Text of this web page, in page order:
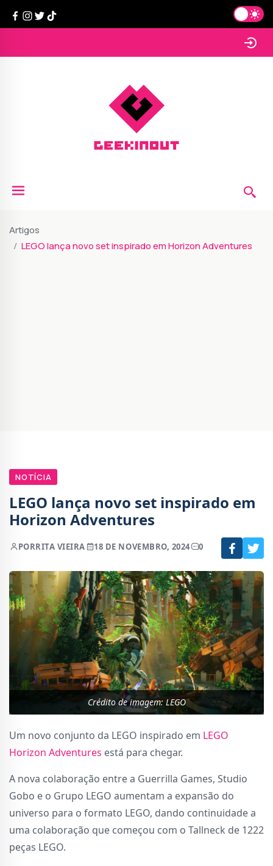
Artigos
LEGO lança novo set inspirado em Horizon Adventures
NOTÍCIA
LEGO lança novo set inspirado em
Horizon Adventures
PORRITA VIEIRA 18 DE NOVEMBRO, 2024 0
Crédito de imagem: LEGO
Um novo conjunto da LEGO inspirado em LEGO
Horizon Adventures está para chegar.
A nova colaboração entre a Guerrilla Games, Studio
Gobo e o Grupo LEGO aumentam a expansão do
universo para o formato LEGO, dando continuidade a
uma colaboração que começou com o Tallneck de 1222
peças LEGO.